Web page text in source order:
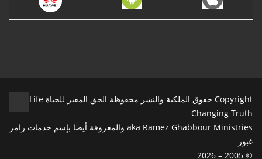
Copyright حقوق الملكية والنشر محفوظة الحق المغير للحياة Life
Changing Truth
aka Ramez Ghabbour Ministries والمعروفة أيضا بإسم خدمات رامز
غبور
© 2005 – 2026